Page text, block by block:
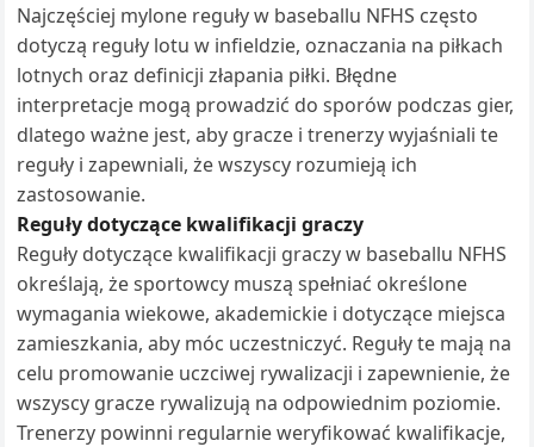
Najczęściej mylone reguły w baseballu NFHS często
dotyczą reguły lotu w infieldzie, oznaczania na piłkach
lotnych oraz definicji złapania piłki. Błędne
interpretacje mogą prowadzić do sporów podczas gier,
dlatego ważne jest, aby gracze i trenerzy wyjaśniali te
reguły i zapewniali, że wszyscy rozumieją ich
zastosowanie.
Reguły dotyczące kwalifikacji graczy
Reguły dotyczące kwalifikacji graczy w baseballu NFHS
określają, że sportowcy muszą spełniać określone
wymagania wiekowe, akademickie i dotyczące miejsca
zamieszkania, aby móc uczestniczyć. Reguły te mają na
celu promowanie uczciwej rywalizacji i zapewnienie, że
wszyscy gracze rywalizują na odpowiednim poziomie.
Trenerzy powinni regularnie weryfikować kwalifikacje,